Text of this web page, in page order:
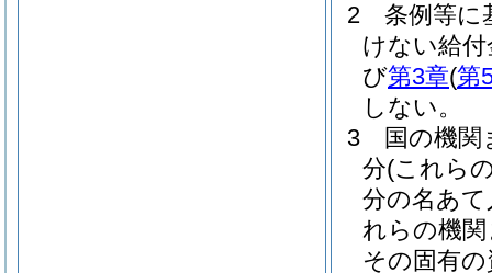
2
条例等に
けない給
び第3章(第
しない。
3
国の機
分(これら
分の名あ
れらの機
その固有